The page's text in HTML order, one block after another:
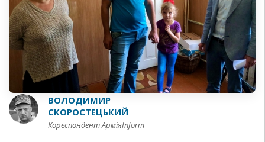
ВОЛОДИМИР
СКОРОСТЕЦЬКИЙ
Кореспондент АрміяInform